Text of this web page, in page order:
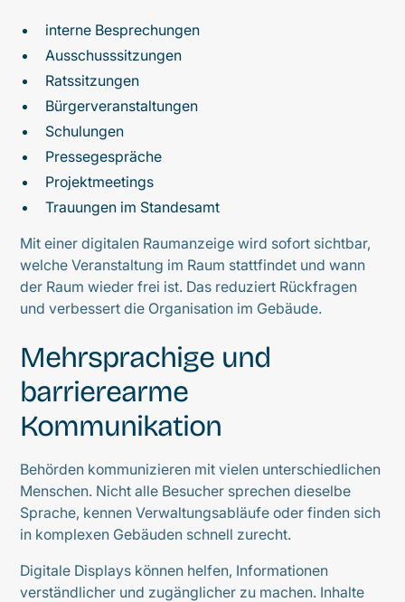
interne Besprechungen
Ausschusssitzungen
Ratssitzungen
Bürgerveranstaltungen
Schulungen
Pressegespräche
Projektmeetings
Trauungen im Standesamt
Mit einer digitalen Raumanzeige wird sofort sichtbar,
welche Veranstaltung im Raum stattfindet und wann
der Raum wieder frei ist. Das reduziert Rückfragen
und verbessert die Organisation im Gebäude.
Mehrsprachige und
barrierearme
Kommunikation
Behörden kommunizieren mit vielen unterschiedlichen
Menschen. Nicht alle Besucher sprechen dieselbe
Sprache, kennen Verwaltungsabläufe oder finden sich
in komplexen Gebäuden schnell zurecht.
Digitale Displays können helfen, Informationen
verständlicher und zugänglicher zu machen. Inhalte